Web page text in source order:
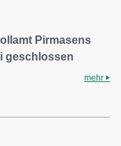
Pirmasens
geschlossen
mehr